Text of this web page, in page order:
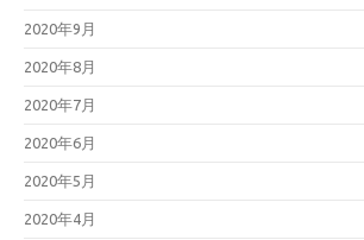
2020年9月
2020年8月
2020年7月
2020年6月
2020年5月
2020年4月